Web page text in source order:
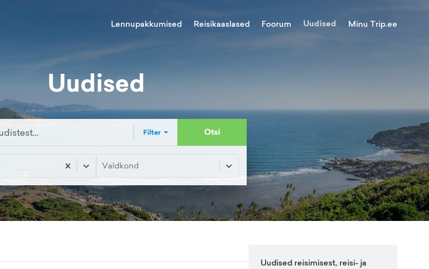
Lennupakkumised Reisikaaslased Foorum Uudised Minu Trip.ee
Uudised
Filter Otsi
Valdkond
Uudised reisimisest, reisi- ja